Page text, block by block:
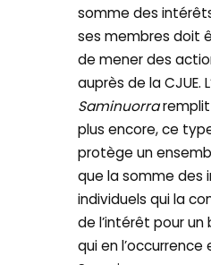
somme des
ses membres doit
de mener des
auprès de la CJUE.
Saminuorraremplit
plus encore, ce
protège un
que la somme des
individuels qui la
de l’intérêt pour
qui en